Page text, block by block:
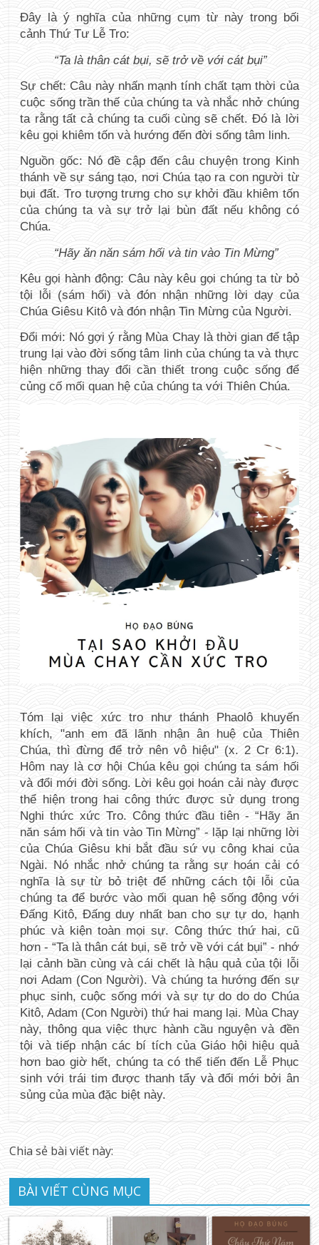
Đây là ý nghĩa của những cụm từ này trong bối
cảnh Thứ Tư Lễ Tro:
“Ta là thân cát bụi, sẽ trở về với cát bụi”
Sự chết: Câu này nhấn mạnh tính chất tạm thời của
cuộc sống trần thế của chúng ta và nhắc nhở chúng
ta rằng tất cả chúng ta cuối cùng sẽ chết. Đó là lời
kêu gọi khiêm tốn và hướng đến đời sống tâm linh.
Nguồn gốc: Nó đề cập đến câu chuyện trong Kinh
thánh về sự sáng tạo, nơi Chúa tạo ra con người từ
bụi đất. Tro tượng trưng cho sự khởi đầu khiêm tốn
của chúng ta và sự trở lại bùn đất nếu không có
Chúa.
“Hãy ăn năn sám hối và tin vào Tin Mừng”
Kêu gọi hành động: Câu này kêu gọi chúng ta từ bỏ
tội lỗi (sám hối) và đón nhận những lời dạy của
Chúa Giêsu Kitô và đón nhận Tin Mừng của Người.
Đổi mới: Nó gợi ý rằng Mùa Chay là thời gian để tập
trung lại vào đời sống tâm linh của chúng ta và thực
hiện những thay đổi cần thiết trong cuộc sống để
Tóm lại việc xức tro như thánh Phaolô khuyến
khích, "anh em đã lãnh nhận ân huệ của Thiên
Chúa, thì đừng để trở nên vô hiệu" (x. 2 Cr 6:1).
Hôm nay là cơ hội Chúa kêu gọi chúng ta sám hối
và đổi mới đời sống. Lời kêu gọi hoán cải này được
thể hiện trong hai công thức được sử dụng trong
Nghi thức xức Tro. Công thức đầu tiên - “Hãy ăn
năn sám hối và tin vào Tin Mừng” - lặp lại những lời
của Chúa Giêsu khi bắt đầu sứ vụ công khai của
Ngài. Nó nhắc nhở chúng ta rằng sự hoán cải có
nghĩa là sự từ bỏ triệt để những cách tội lỗi của
chúng ta để bước vào mối quan hệ sống động với
Đấng Kitô, Đấng duy nhất ban cho sự tự do, hạnh
phúc và kiện toàn mọi sự. Công thức thứ hai, cũ
hơn - “Ta là thân cát bụi, sẽ trở về với cát bụi” - nhớ
lại cảnh bần cùng và cái chết là hậu quả của tội lỗi
nơi Adam (Con Người). Và chúng ta hướng đến sự
phục sinh, cuộc sống mới và sự tự do do do Chúa
Kitô, Adam (Con Người) thứ hai mang lại. Mùa Chay
này, thông qua việc thực hành cầu nguyện và đền
tội và tiếp nhận các bí tích của Giáo hội hiệu quả
hơn bao giờ hết, chúng ta có thể tiến đến Lễ Phục
sinh với trái tim được thanh tẩy và đổi mới bởi ân
sủng của mùa đặc biệt này.
Chia sẻ bài viết này:
BÀI VIẾT CÙNG MỤC